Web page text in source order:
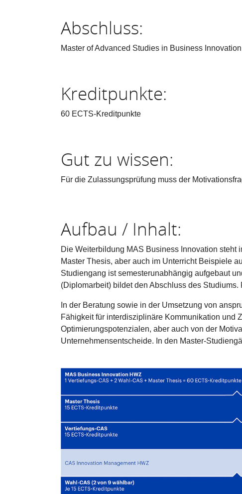
Abschluss:
Master of Advanced Studies in Business
Kreditpunkte:
60 ECTS-Kreditpunkte
Gut zu wissen:
Für die Zulassungsprüfung muss der
Aufbau / Inhalt:
Die Weiterbildung MAS Business Innovation steht
Master Thesis, aber auch im Unterricht Beispiele
Studiengang ist semesterunabhängig aufgebaut
(Diplomarbeit) bildet den Abschluss des
In der Beratung sowie in der Umsetzung von
Fähigkeit für interdisziplinäre Kommunikation und
Optimierungspotenzialen, aber auch von der
Unternehmensentscheide. In den Master-